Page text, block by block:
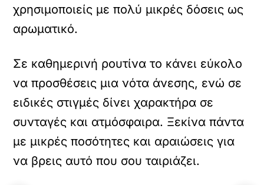
χρησιμοποιείς με πολύ μικρές δόσεις ως
αρωματικό.
Σε καθημερινή ρουτίνα το κάνει εύκολο
να προσθέσεις μια νότα άνεσης, ενώ σε
ειδικές στιγμές δίνει χαρακτήρα σε
συνταγές και ατμόσφαιρα. Ξεκίνα πάντα
με μικρές ποσότητες και αραιώσεις για
να βρεις αυτό που σου ταιριάζει.